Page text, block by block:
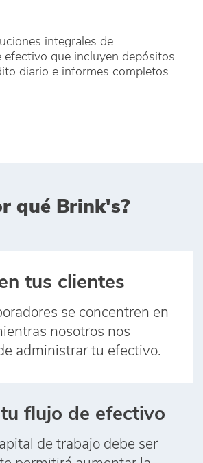
integrales de
efectivo que incluyen depósitos
diario e informes completos.
qué Brink's?
tus clientes
se concentren en
nosotros nos
administrar tu efectivo.
flujo de efectivo
de trabajo debe ser